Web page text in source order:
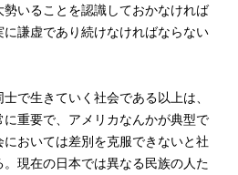
いることを認識しておかなければ
謙虚であり続けなければならない
で生きていく社会である以上は、
重要で、アメリカなんかが典型で
おいては差別を克服できないと社
現在の日本では異なる民族の人た